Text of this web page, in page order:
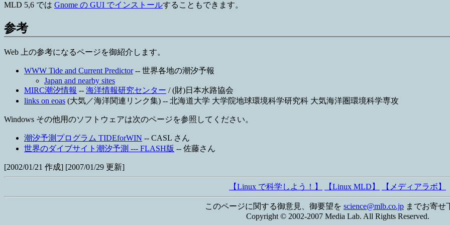
MLD 5,6 では Gnome の GUI でインストールすることもできます。
参考
Web 上の参考になるページを御紹介します。
WWW Tide and Current Predictor-- 世界各地の潮汐予報
Japan and nearby sites
MIRC潮汐情報 -- 海洋情報研究センター / (財)日本水路協会
links on eoas (大気／海洋関連リンク集) -- 北海道大学 大学院地球環境科学研究科 大気海洋圏環境科学専攻
Windows その他用のソフトウェアは次のページを参照してください。
潮汐予測プログラム TIDEforWIN -- CASL さん
世界のダイブサイト潮汐予測 --- FLASH版 -- 佐藤さん
[2002/01/21 作成] [2007/01/29 更新]
【Linux で科学しよう！】 【Linux MLD】 【メディアラボ】
このページに関する御意見、御要望を science@mlb.co.jp までお寄せ
Copyright © 2002-2007 Media Lab. All Rights Reserved.